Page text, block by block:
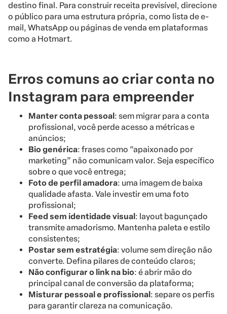
destino final. Para construir receita previsível, direcione
o público para uma estrutura própria, como lista de e-
mail, WhatsApp ou páginas de venda em plataformas
como a Hotmart.
Erros comuns ao criar conta no
Instagram para empreender
Manter conta pessoal : sem migrar para a conta
profissional, você perde acesso a métricas e
anúncios;
Bio genérica: frases como “apaixonado por
marketing” não comunicam valor. Seja específico
sobre o que você entrega;
Foto de perfil amadora: uma imagem de baixa
qualidade afasta. Vale investir em uma foto
profissional;
Feed sem identidade visual : layout bagunçado
transmite amadorismo. Mantenha paleta e estilo
consistentes;
Postar sem estratégia: volume sem direção não
converte. Defina pilares de conteúdo claros;
Não configurar o link na bio: é abrir mão do
principal canal de conversão da plataforma;
Misturar pessoal e profissional : separe os perfis
para garantir clareza na comunicação.